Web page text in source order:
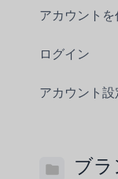
アカウント
ログイン
アカウント
ブ